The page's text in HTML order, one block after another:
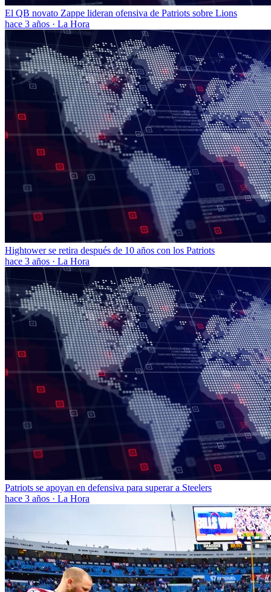
El QB novato Zappe lideran ofensiva de Patriots sobre Lions
hace 3 años · La Hora
Hightower se retira después de 10 años con los Patriots
hace 3 años · La Hora
Patriots se apoyan en defensiva para superar a Steelers
hace 3 años · La Hora